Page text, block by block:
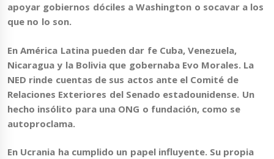
apoyar gobiernos dóciles a Washington o socavar a los
que no lo son.
En América Latina pueden dar fe Cuba, Venezuela,
Nicaragua y la Bolivia que gobernaba Evo Morales. La
NED rinde cuentas de sus actos ante el Comité de
Relaciones Exteriores del Senado estadounidense. Un
hecho insólito para una ONG o fundación, como se
autoproclama.
En Ucrania ha cumplido un papel influyente. Su propia